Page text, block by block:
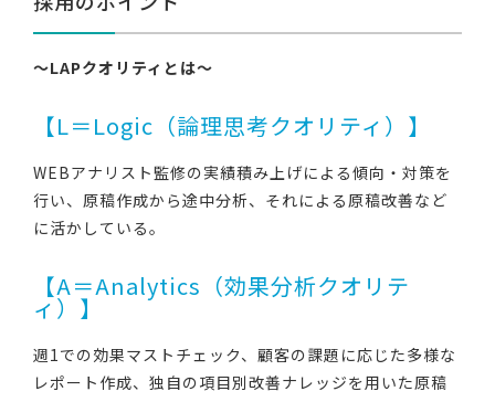
～LAPクオリティとは～
【L＝Logic（論理思考クオリティ）】
WEBアナリスト監修の実績積み上げによる傾向・対策を
行い、原稿作成から途中分析、それによる原稿改善など
に活かしている。
【A＝Analytics（効果分析クオリテ
ィ）】
週1での効果マストチェック、顧客の課題に応じた多様な
レポート作成、独自の項目別改善ナレッジを用いた原稿